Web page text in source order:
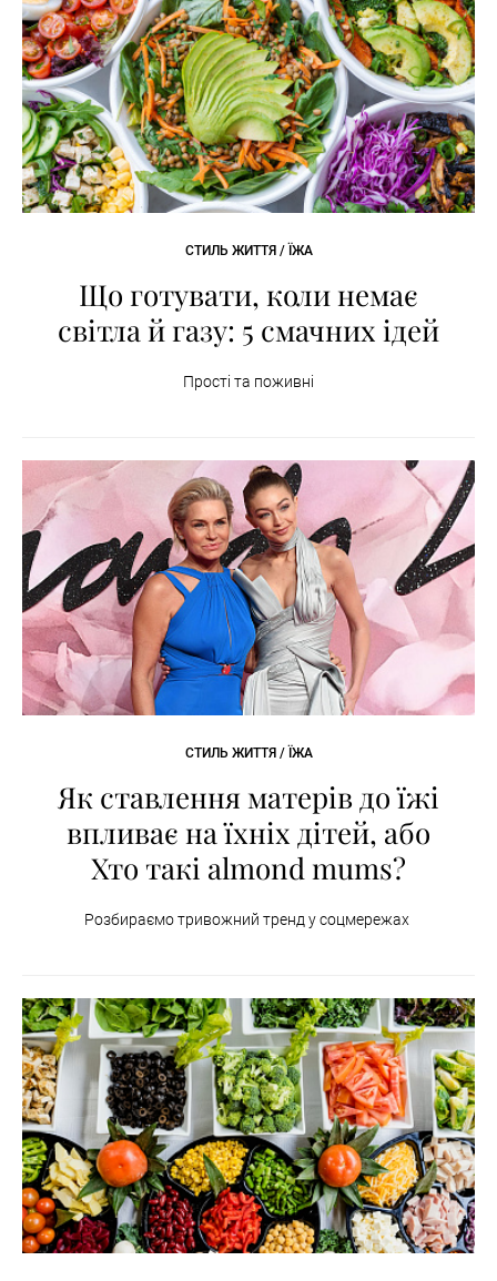
СТИЛЬ ЖИТТЯ / ЇЖА
Що готувати, коли немає
світла й газу: 5 смачних ідей
Прості та поживні
СТИЛЬ ЖИТТЯ / ЇЖА
Як ставлення матерів до їжі
впливає на їхніх дітей, або
Хто такі almond mums?
Розбираємо тривожний тренд у соцмережах